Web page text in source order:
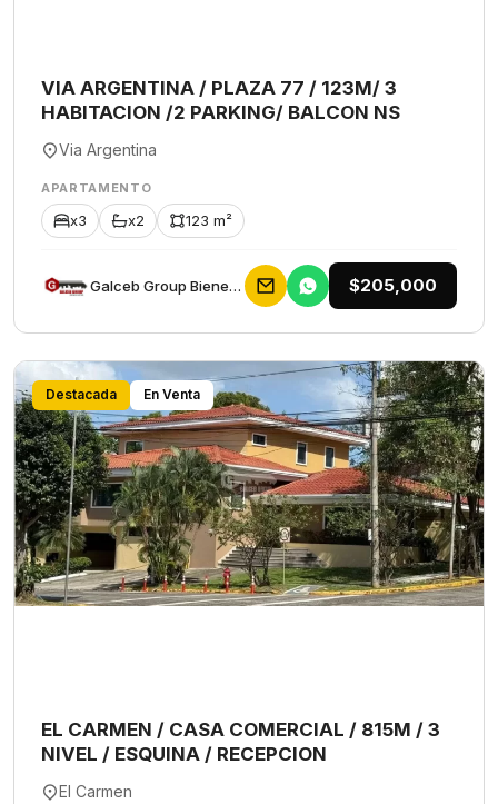
VIA ARGENTINA / PLAZA 77 / 123M/ 3
HABITACION /2 PARKING/ BALCON NS
Via Argentina
APARTAMENTO
x3 x2 123 m²
Galceb Group Bienes Raices $205,000
Destacada En Venta
EL CARMEN / CASA COMERCIAL / 815M / 3
NIVEL / ESQUINA / RECEPCION
El Carmen